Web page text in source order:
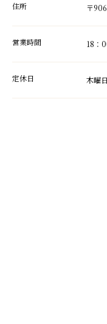
住所 〒
営業時間 18：
定休日 木曜日